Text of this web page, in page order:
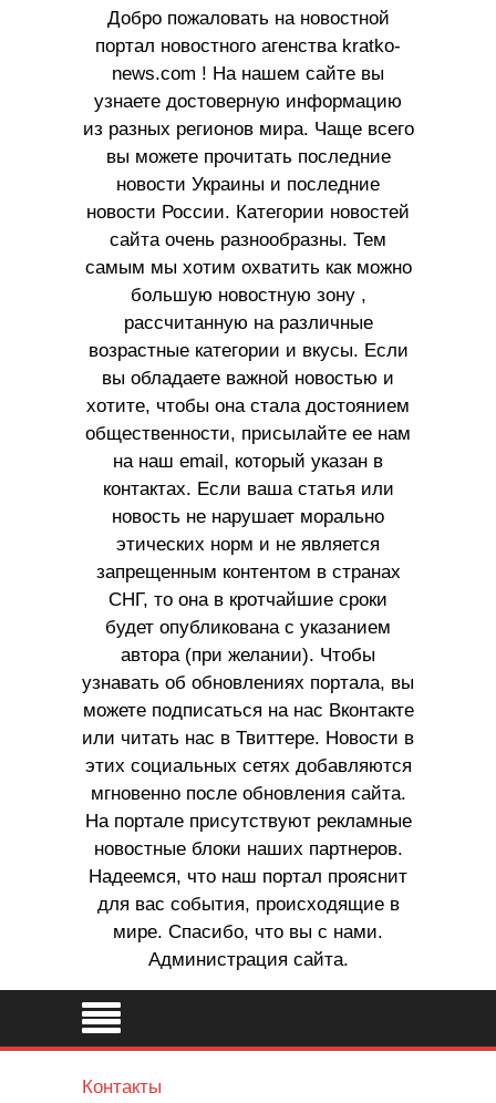
Добро пожаловать на новостной
портал новостного агенства kratko-
news.com ! На нашем сайте вы
узнаете достоверную информацию
из разных регионов мира. Чаще всего
вы можете прочитать последние
новости Украины и последние
новости России. Категории новостей
сайта очень разнообразны. Тем
самым мы хотим охватить как можно
большую новостную зону ,
рассчитанную на различные
возрастные категории и вкусы. Если
вы обладаете важной новостью и
хотите, чтобы она стала достоянием
общественности, присылайте ее нам
на наш email, который указан в
контактах. Если ваша статья или
новость не нарушает морально
этических норм и не является
запрещенным контентом в странах
СНГ, то она в кротчайшие сроки
будет опубликована с указанием
автора (при желании). Чтобы
узнавать об обновлениях портала, вы
можете подписаться на нас Вконтакте
или читать нас в Твиттере. Новости в
этих социальных сетях добавляются
мгновенно после обновления сайта.
На портале присутствуют рекламные
новостные блоки наших партнеров.
Надеемся, что наш портал прояснит
для вас события, происходящие в
мире. Спасибо, что вы с нами.
Администрация сайта.
Контакты